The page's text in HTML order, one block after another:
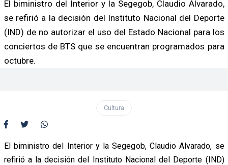
El biministro del Interior y la Segegob, Claudio Alvarado,
se refirió a la decisión del Instituto Nacional del Deporte
(IND) de no autorizar el uso del Estado Nacional para los
conciertos de BTS que se encuentran programados para
octubre.
Cultura
El biministro del Interior y la Segegob, Claudio Alvarado, se
refirió a la decisión del Instituto Nacional del Deporte (IND)